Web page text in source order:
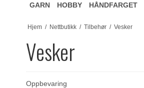
GARN HOBBY HÅNDFARGET
Hjem / Nettbutikk / Tilbehør / Vesker
Vesker
Oppbevaring